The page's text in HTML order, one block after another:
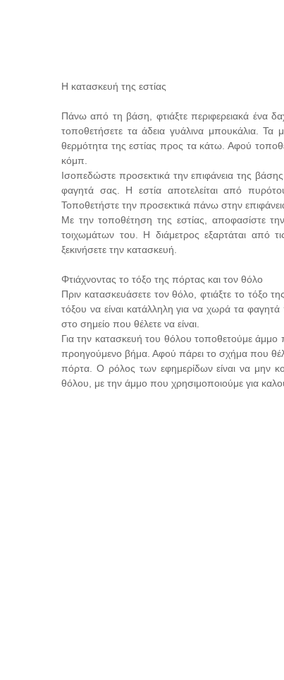
Η κατασκευή της εστίας
Πάνω από τη βάση, φτιάξτε περιφερειακά ένα
τοποθετήσετε τα άδεια γυάλινα μπουκάλια. Τα
θερμότητα της εστίας προς τα κάτω. Αφού
κόμπ.
Ισοπεδώστε προσεκτικά την επιφάνεια της
φαγητά σας. Η εστία αποτελείται από
Τοποθετήστε την προσεκτικά πάνω στην
Με την τοποθέτηση της εστίας, αποφασίστε
τοιχωμάτων του. Η διάμετρος εξαρτάται από
ξεκινήσετε την κατασκευή.
Φτιάχνοντας το τόξο της πόρτας και τον θόλο
Πριν κατασκευάσετε τον θόλο, φτιάξτε το τόξο
τόξου να είναι κατάλληλη για να χωρά τα
στο σημείο που θέλετε να είναι.
Για την κατασκευή του θόλου τοποθετούμε
προηγούμενο βήμα. Αφού πάρει το σχήμα που
πόρτα. Ο ρόλος των εφημερίδων είναι να μην
θόλου, με την άμμο που χρησιμοποιούμε για